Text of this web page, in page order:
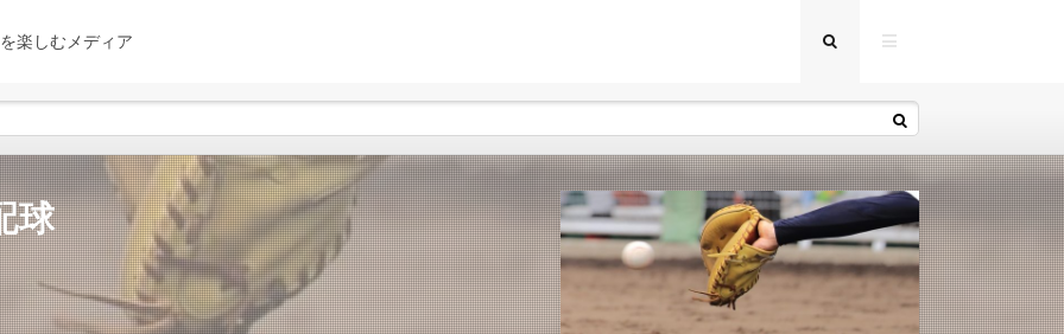
楽しむメディア
球